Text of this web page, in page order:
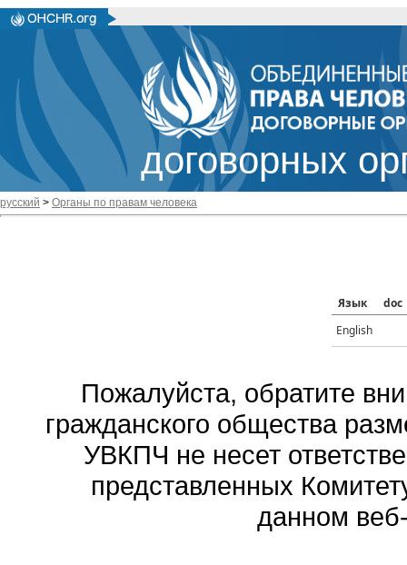
договорных
русский > Органы по правам человека
Язык
doc
English
Пожалуйста, обратите
гражданского общества
УВКПЧ не несет
представленных
данном